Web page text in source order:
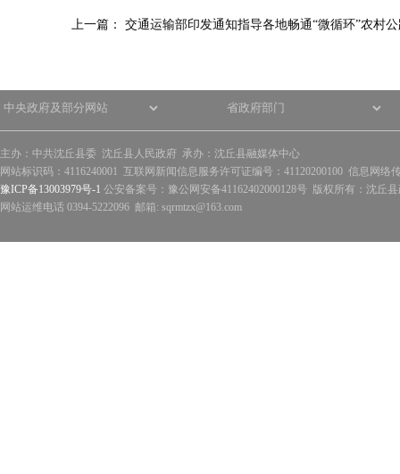
上一篇： 交通运输部印发通知指导各地畅通“微循环”农村
主办：中共沈丘县委 沈丘县人民政府 承办：沈丘县融媒体中心
网站标识码：4116240001 互联网新闻信息服务许可证编号：41120200100 信息网络
豫ICP备13003979号-1 公安备案号：豫公网安备41162402000128号 版权所有：沈丘
网站运维电话 0394-5222096 邮箱: sqrmtzx@163.com